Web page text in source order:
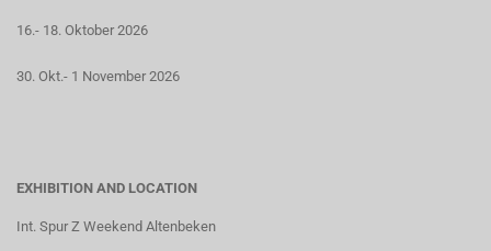
16.- 18. Oktober 2026
30. Okt.- 1 November 2026
EXHIBITION AND LOCATION
Int. Spur Z Weekend Altenbeken